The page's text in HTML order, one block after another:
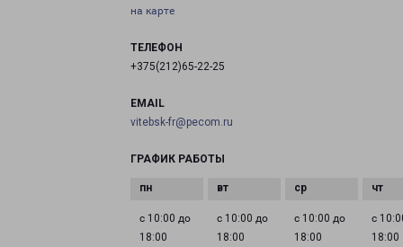
на карте
ТЕЛЕФОН
+375(212)65-22-25
EMAIL
vitebsk-fr@pecom.ru
ГРАФИК РАБОТЫ
с 10:00 до
18:00
с 10:00 до
18:00
с 10:00 до
18:00
с
18:00